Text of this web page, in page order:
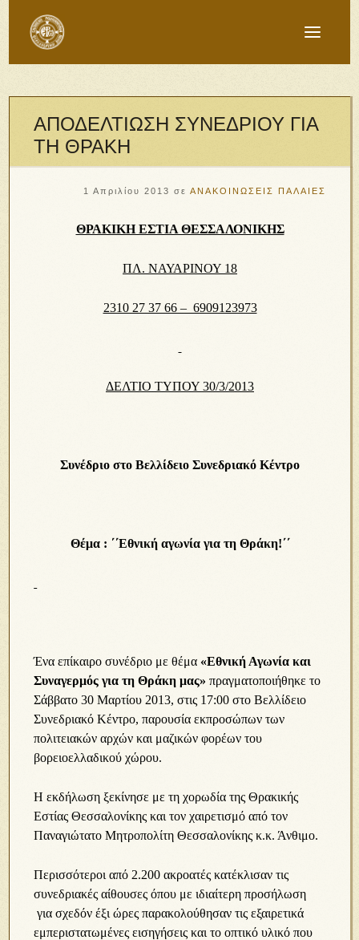
ΑΠΟΔΕΛΤΙΩΣΗ ΣΥΝΕΔΡΙΟΥ ΓΙΑ
ΤΗ ΘΡΑΚΗ
1 Απριλίου 2013 σε ΑΝΑΚΟΙΝΩΣΕΙΣ ΠΑΛΑΙΕΣ
ΘΡΑΚΙΚΗ ΕΣΤΙΑ ΘΕΣΣΑΛΟΝΙΚΗΣ
ΠΛ. ΝΑΥΑΡΙΝΟΥ 18
2310 27 37 66 – 6909123973
ΔΕΛΤΙΟ ΤΥΠΟΥ 30/3/2013
Συνέδριο στο Βελλίδειο Συνεδριακό Κέντρο
Θέμα : ΄΄Eθνική αγωνία για τη Θράκη!΄΄
Ένα επίκαιρο συνέδριο με θέμα «Εθνική Αγωνία και
Συναγερμός για τη Θράκη μας» πραγματοποιήθηκε το
Σάββατο 30 Μαρτίου 2013, στις 17:00 στο Βελλίδειο
Συνεδριακό Κέντρο, παρουσία εκπροσώπων των
πολιτειακών αρχών και μαζικών φορέων του
βορειοελλαδικού χώρου.
Η εκδήλωση ξεκίνησε με τη χορωδία της Θρακικής
Εστίας Θεσσαλονίκης και τον χαιρετισμό από τον
Παναγιώτατο Μητροπολίτη Θεσσαλονίκης κ.κ. Άνθιμο.
Περισσότεροι από 2.200 ακροατές κατέκλισαν τις
συνεδριακές αίθουσες όπου με ιδιαίτερη προσήλωση
για σχεδόν έξι ώρες παρακολούθησαν τις εξαιρετικά
εμπεριστατωμένες εισηγήσεις και το οπτικό υλικό που